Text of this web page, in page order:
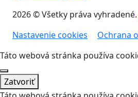
2026 © Všetky práva vyhradené.
Nastavenie cookies
Ochrana
Táto webová stránka používa
Zatvoriť